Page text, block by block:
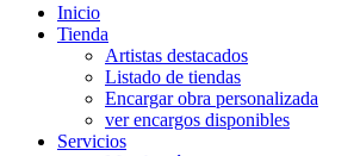
Inicio
Tienda
Artistas destacados
Listado de tiendas
Encargar obra personalizada
ver encargos disponibles
Servicios